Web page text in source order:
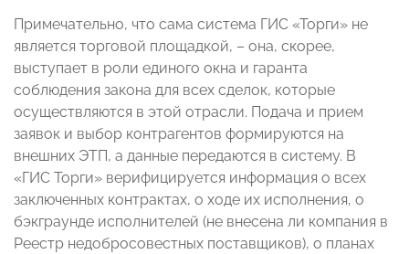
Примечательно, что сама система ГИС «Торги» не
является торговой площадкой, – она, скорее,
выступает в роли единого окна и гаранта
соблюдения закона для всех сделок, которые
осуществляются в этой отрасли. Подача и прием
заявок и выбор контрагентов формируются на
внешних ЭТП, а данные передаются в систему. В
«ГИС Торги» верифицируется информация о всех
заключенных контрактах, о ходе их исполнения, о
бэкграунде исполнителей (не внесена ли компания в
Реестр недобросовестных поставщиков), о планах